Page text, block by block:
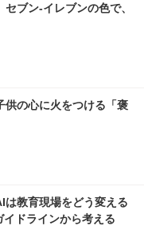
セブン‐イレブンの色で、
供の心に火をつける「褒
は教育現場をどう変える
ドラインから考える